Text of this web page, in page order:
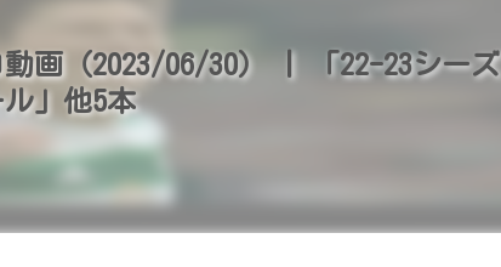
動画（2023/06/30） | 「22-23シーズ
」他5本